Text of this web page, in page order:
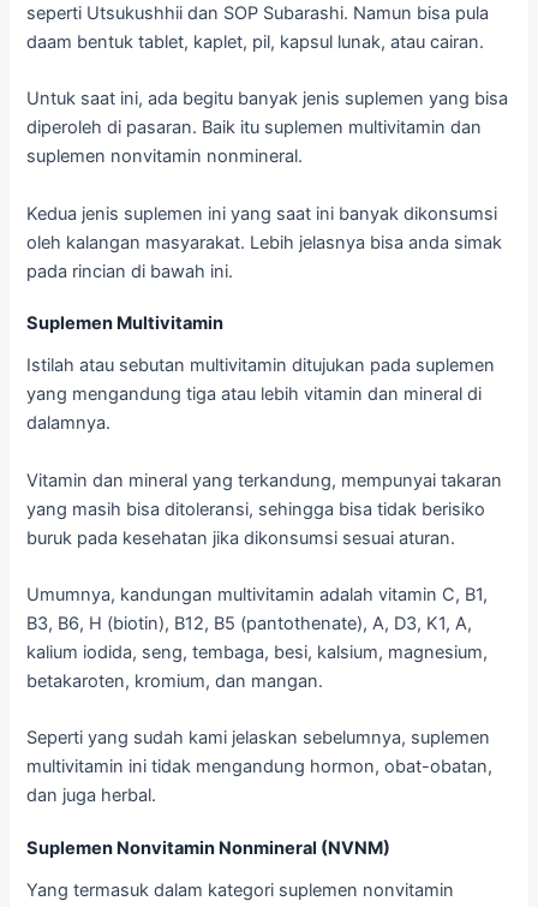
seperti Utsukushhii dan SOP Subarashi. Namun bisa pula
daam bentuk tablet, kaplet, pil, kapsul lunak, atau cairan.
Untuk saat ini, ada begitu banyak jenis suplemen yang bisa
diperoleh di pasaran. Baik itu suplemen multivitamin dan
suplemen nonvitamin nonmineral.
Kedua jenis suplemen ini yang saat ini banyak dikonsumsi
oleh kalangan masyarakat. Lebih jelasnya bisa anda simak
pada rincian di bawah ini.
Suplemen Multivitamin
Istilah atau sebutan multivitamin ditujukan pada suplemen
yang mengandung tiga atau lebih vitamin dan mineral di
dalamnya.
Vitamin dan mineral yang terkandung, mempunyai takaran
yang masih bisa ditoleransi, sehingga bisa tidak berisiko
buruk pada kesehatan jika dikonsumsi sesuai aturan.
Umumnya, kandungan multivitamin adalah vitamin C, B1,
B3, B6, H (biotin), B12, B5 (pantothenate), A, D3, K1, A,
kalium iodida, seng, tembaga, besi, kalsium, magnesium,
betakaroten, kromium, dan mangan.
Seperti yang sudah kami jelaskan sebelumnya, suplemen
multivitamin ini tidak mengandung hormon, obat-obatan,
dan juga herbal.
Suplemen Nonvitamin Nonmineral (NVNM)
Yang termasuk dalam kategori suplemen nonvitamin